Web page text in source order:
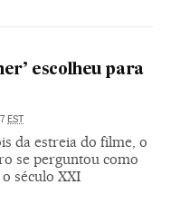
escolheu para
EST
da estreia do filme, o
se perguntou como
século XXI